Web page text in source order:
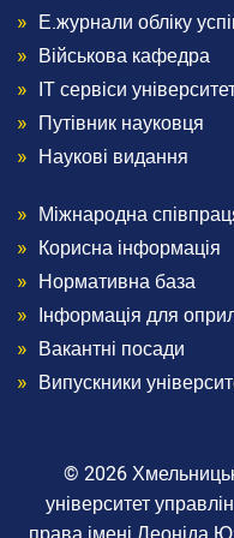
Announcements
Освітній процес
Curricula
Розклади занять
Плани гостьових лекцій
Educational and
Student Self-Government
Military Department
IT Services of the
Пам’ятаємо.
Електронна скринька
Footer
3
Е.журнали обліку
Військова кафедра
ІТ сервіси
Путівник науковця
Наукові видання
Menu
Footer
4
Міжнародна
Корисна інформація
Нормативна база
Інформація для
Вакантні посади
Випускники
© 2026
університет